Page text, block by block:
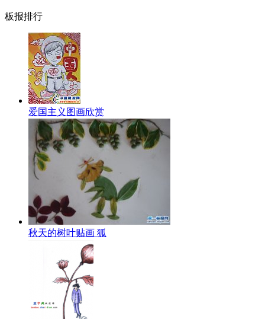
板报排行
爱国主义图画欣赏
秋天的树叶贴画 狐